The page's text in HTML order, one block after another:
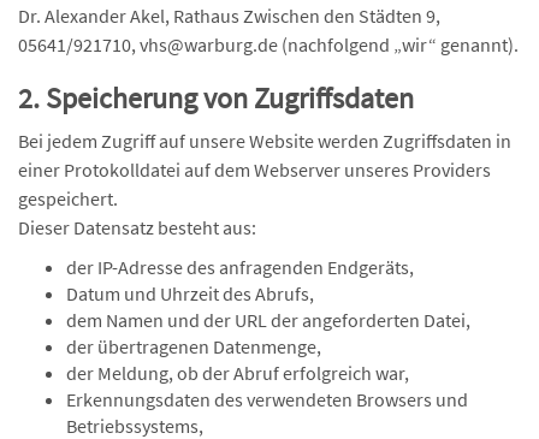
Dr. Alexander Akel, Rathaus Zwischen den Städten 9,
05641/921710, vhs@warburg.de (nachfolgend „wir“ genannt).
2. Speicherung von Zugriffsdaten
Bei jedem Zugriff auf unsere Website werden Zugriffsdaten in
einer Protokolldatei auf dem Webserver unseres Providers
gespeichert.
Dieser Datensatz besteht aus:
der IP-Adresse des anfragenden Endgeräts,
Datum und Uhrzeit des Abrufs,
dem Namen und der URL der angeforderten Datei,
der übertragenen Datenmenge,
der Meldung, ob der Abruf erfolgreich war,
Erkennungsdaten des verwendeten Browsers und
Betriebssystems,